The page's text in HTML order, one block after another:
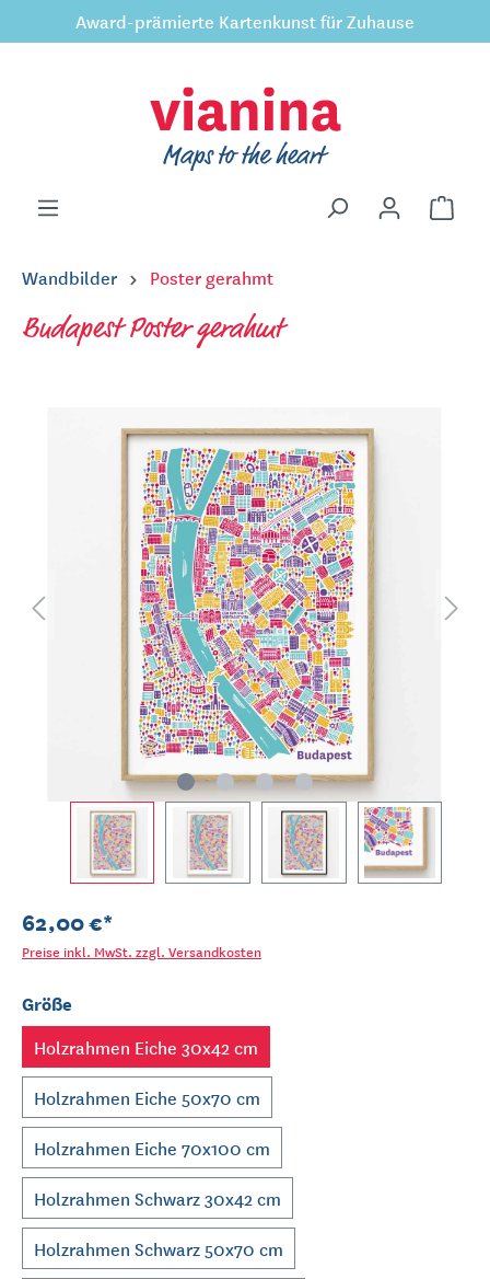
springen
Award-prämierte Kartenkunst für Zuhause
Wandbilder Poster gerahmt
Budapest Poster gerahmt
62,00 €*
Preise inkl. MwSt. zzgl. Versandkosten
Größe
Holzrahmen Eiche 30x42 cm
Holzrahmen Eiche 50x70 cm
Holzrahmen Eiche 70x100 cm
Holzrahmen Schwarz 30x42 cm
Holzrahmen Schwarz 50x70 cm